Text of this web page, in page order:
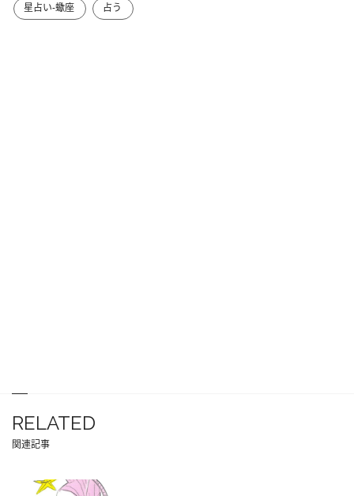
星占い-蠍座
占う
RELATED
関連記事